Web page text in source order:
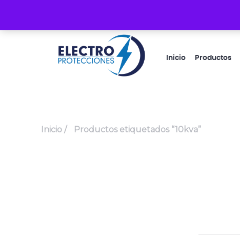
Inicio Productos
Inicio / Productos etiquetados “10kva”